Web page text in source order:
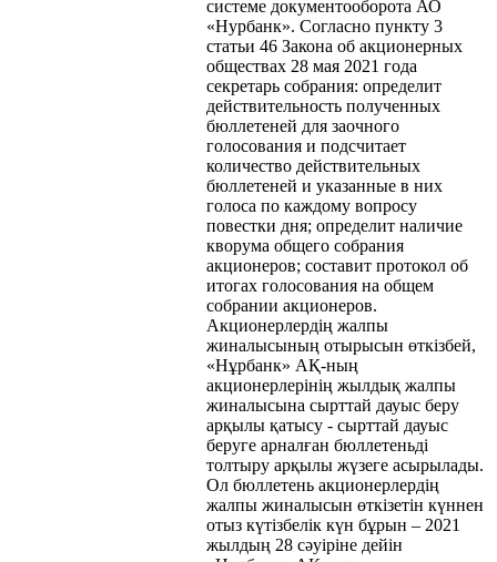
системе документооборота АО
«Нурбанк». Согласно пункту 3
статьи 46 Закона об акционерных
обществах 28 мая 2021 года
секретарь собрания: определит
действительность полученных
бюллетеней для заочного
голосования и подсчитает
количество действительных
бюллетеней и указанные в них
голоса по каждому вопросу
повестки дня; определит наличие
кворума общего собрания
акционеров; составит протокол об
итогах голосования на общем
собрании акционеров.
Акционерлердің жалпы
жиналысының отырысын өткізбей,
«Нұрбанк» АҚ-ның
акционерлерінің жылдық жалпы
жиналысына сырттай дауыс беру
арқылы қатысу - сырттай дауыс
беруге арналған бюллетеньді
толтыру арқылы жүзеге асырылады.
Ол бюллетень акционерлердің
жалпы жиналысын өткізетін күннен
отыз күтізбелік күн бұрын – 2021
жылдың 28 сәуіріне дейін